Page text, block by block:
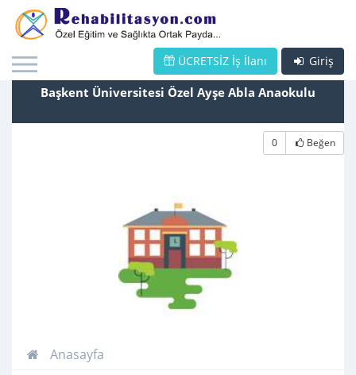
Giriş
ÜCRETSİZ İş İlanı
Başkent Üniversitesi Özel Ayşe Abla Anaokulu
0 Beğen
Anasayfa